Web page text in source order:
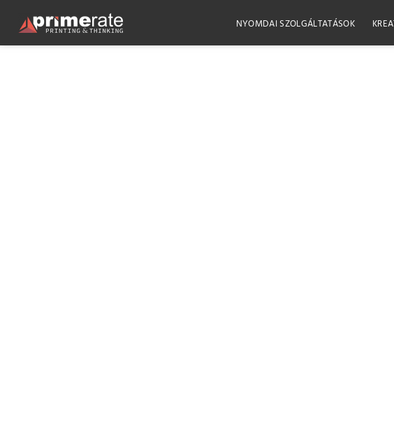
NYOMDAI SZOLGÁLTATÁSOK